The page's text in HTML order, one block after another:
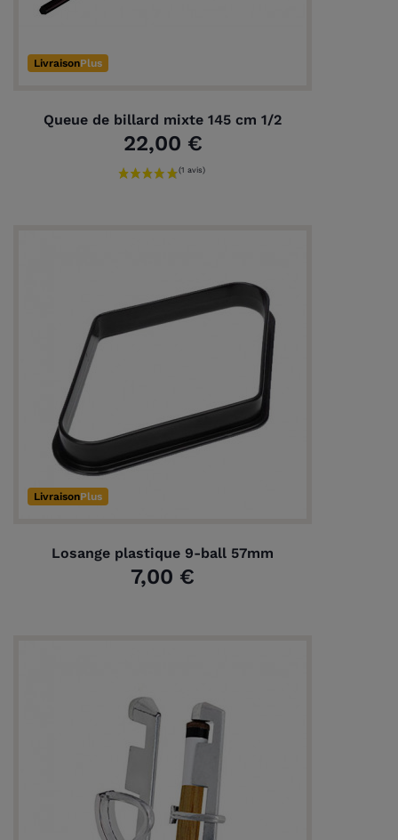
LivraisonPlus
Queue de billard mixte 145 cm 1/2
22,00 €
LivraisonPlus
Losange plastique 9-ball 57mm
7,00 €